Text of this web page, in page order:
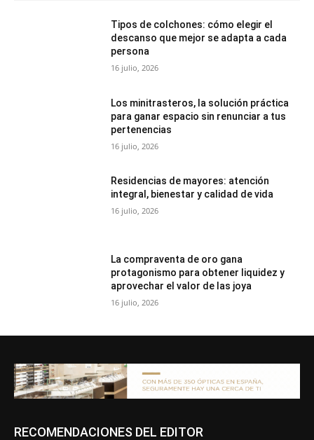
Tipos de colchones: cómo elegir el
descanso que mejor se adapta a cada
persona
16 julio, 2026
Los minitrasteros, la solución práctica
para ganar espacio sin renunciar a tus
pertenencias
16 julio, 2026
Residencias de mayores: atención
integral, bienestar y calidad de vida
16 julio, 2026
La compraventa de oro gana
protagonismo para obtener liquidez y
aprovechar el valor de las joya
16 julio, 2026
RECOMENDACIONES DEL EDITOR